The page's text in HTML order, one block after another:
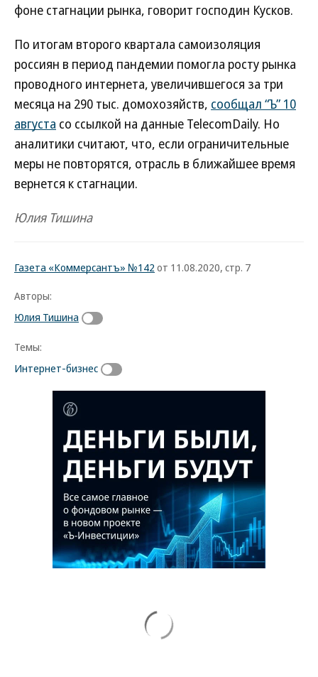
фоне стагнации рынка, говорит господин Кусков.
По итогам второго квартала самоизоляция
россиян в период пандемии помогла росту рынка
проводного интернета, увеличившегося за три
месяца на 290 тыс. домохозяйств, сообщал “Ъ” 10
августа со ссылкой на данные TelecomDaily. Но
аналитики считают, что, если ограничительные
меры не повторятся, отрасль в ближайшее время
вернется к стагнации.
Юлия Тишина
Газета «Коммерсантъ» №142 от 11.08.2020, стр. 7
Авторы:
Юлия Тишина
Темы:
Интернет-бизнес